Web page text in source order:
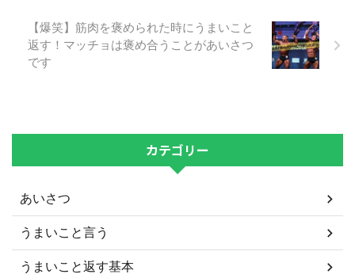
【爆笑】筋肉を褒められた時にうまいこと
返す！マッチョは褒め合うことがあいさつ
です
カテゴリー
あいさつ
うまいこと言う
うまいこと返す基本